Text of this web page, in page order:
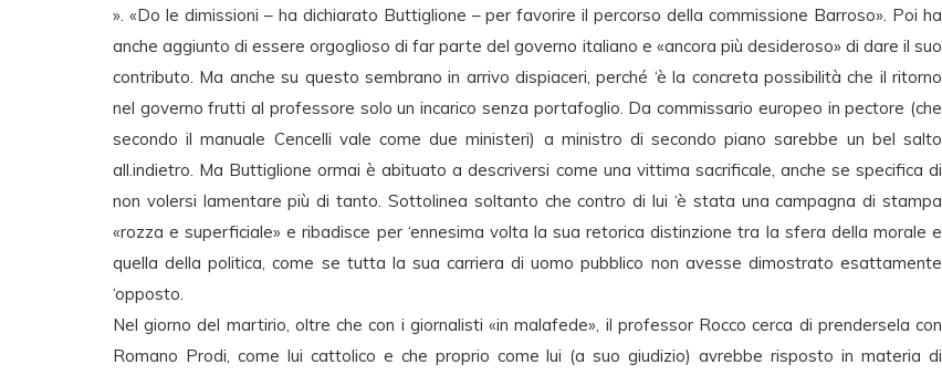
». «Do le dimissioni – ha dichiarato Buttiglione – per favorire il percorso della commissione Barroso». Poi ha
anche aggiunto di essere orgoglioso di far parte del governo italiano e «ancora più desideroso» di dare il suo
contributo. Ma anche su questo sembrano in arrivo dispiaceri, perché ‘è la concreta possibilità che il ritorno
nel governo frutti al professore solo un incarico senza portafoglio. Da commissario europeo in pectore (che
secondo il manuale Cencelli vale come due ministeri) a ministro di secondo piano sarebbe un bel salto
all.indietro. Ma Buttiglione ormai è abituato a descriversi come una vittima sacrificale, anche se specifica di
non volersi lamentare più di tanto. Sottolinea soltanto che contro di lui ‘è stata una campagna di stampa
«rozza e superficiale» e ribadisce per ‘ennesima volta la sua retorica distinzione tra la sfera della morale e
quella della politica, come se tutta la sua carriera di uomo pubblico non avesse dimostrato esattamente
‘opposto.
Nel giorno del martirio, oltre che con i giornalisti «in malafede», il professor Rocco cerca di prendersela con
Romano Prodi, come lui cattolico e che proprio come lui (a suo giudizio) avrebbe risposto in materia di